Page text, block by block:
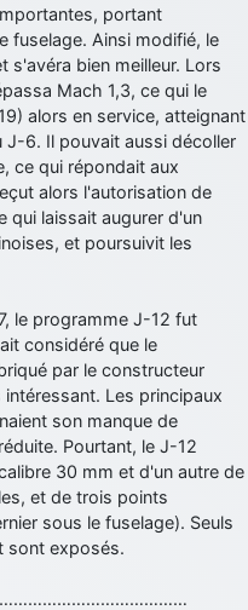
violent, mais ça devrait aller
Singapour qui mettent le site
j'étais resté dans le filtre…
un peu trop violent
portant
fuselage. Ainsi modifié, le
s'avéra bien meilleur. Lors
Mach 1,3, ce qui le
alors en service, atteignant
J-6. Il pouvait aussi décoller
ce qui répondait aux
alors l'autorisation de
qui laissait augurer d'un
et poursuivit les
le programme J-12 fut
considéré que le
par le constructeur
Les principaux
son manque de
Pourtant, le J-12
30 mm et d'un autre de
et de trois points
sous le fuselage). Seuls
sont exposés.